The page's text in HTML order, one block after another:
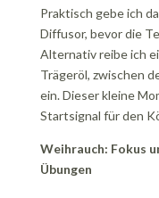
Praktisch gebe ich
Diffusor, bevor die
Alternativ reibe ich
Trägeröl, zwischen
ein. Dieser kleine
Startsignal für den
Weihrauch: Fokus
Übungen